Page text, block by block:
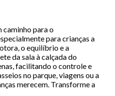
caminho para o
para crianças a
o equilíbrio e a
da sala à calçada do
facilitando o controle e
no parque, viagens ou a
merecem. Transforme a